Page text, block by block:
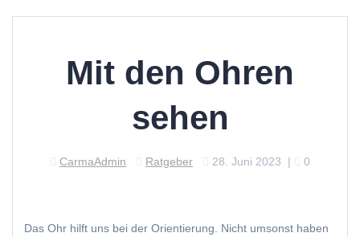
Mit den Ohren
sehen
CarmaAdmin Ratgeber 28. Juni 2023 | 0
Das Ohr hilft uns bei der Orientierung. Nicht umsonst haben